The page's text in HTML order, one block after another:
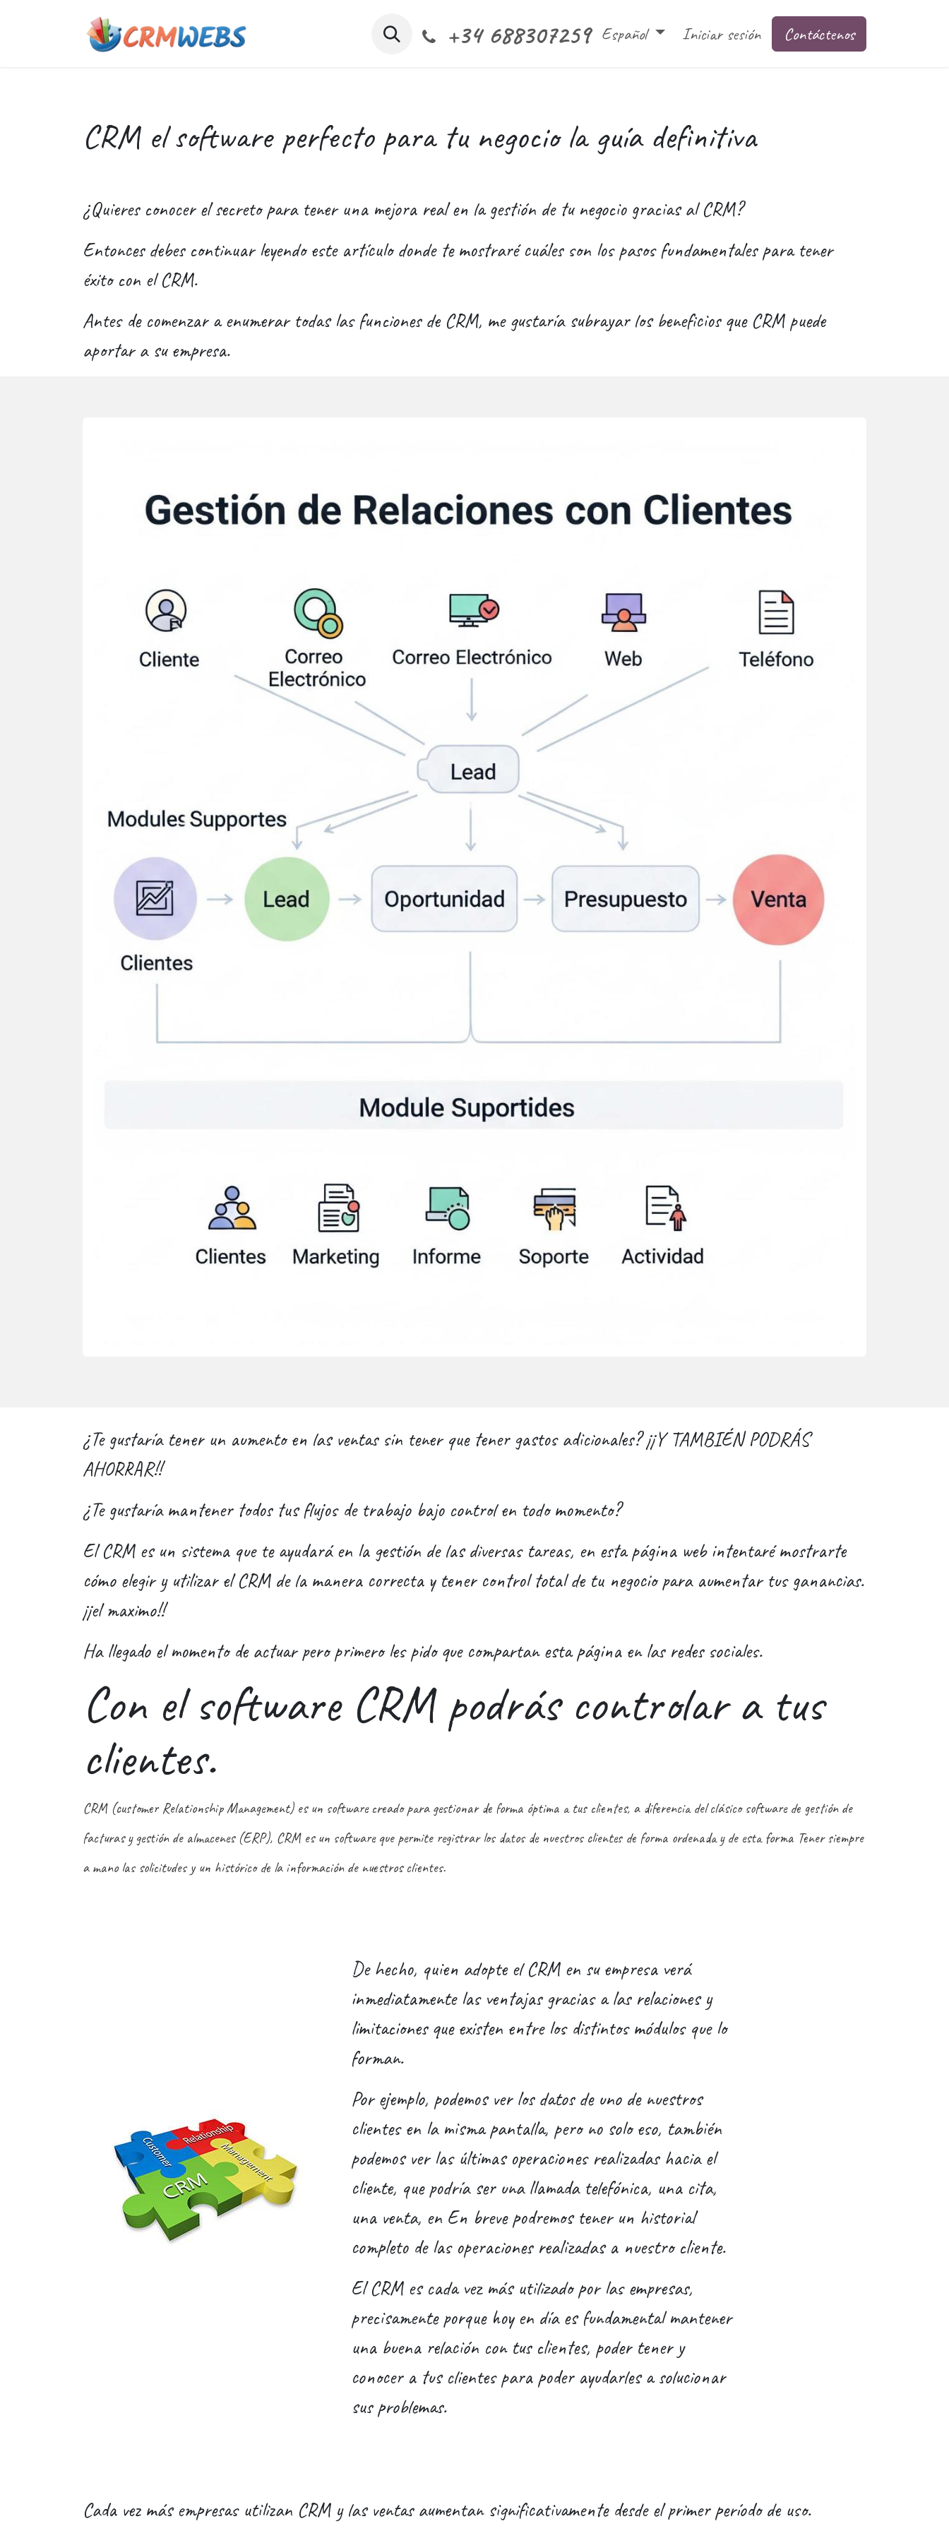
Ir al contenido
Nuestros servicios CRM software Espacio web empresarial Software de gestion ERP
+34 688307259 Español Iniciar sesión Contáctenos
CRM el software perfecto para tu negocio la guía definitiva
¿Quieres conocer el secreto para tener una mejora real en la gestión de tu negocio gracias al CRM?
Entonces debes continuar leyendo este artículo donde te mostraré cuáles son los pasos fundamentales para tener
éxito con el CRM.
Antes de comenzar a enumerar todas las funciones de CRM, me gustaría subrayar los beneficios que CRM puede
aportar a su empresa.
¿Te gustaría tener un aumento en las ventas sin tener que tener gastos adicionales? ¡¡Y TAMBIÉN PODRÁS
AHORRAR!!
¿Te gustaría mantener todos tus flujos de trabajo bajo control en todo momento?
El CRM es un sistema que te ayudará en la gestión de las diversas tareas, en esta página web intentaré mostrarte
cómo elegir y utilizar el CRM de la manera correcta y tener control total de tu negocio para aumentar tus ganancias.
¡¡el maximo!!
Ha llegado el momento de actuar pero primero les pido que compartan esta página en las redes sociales.
Con el software CRM podrás controlar a tus
clientes.
CRM (customer Relationship Management) es un software creado para gestionar de forma óptima a tus clientes, a diferencia del clásico software de gestión de
facturas y gestión de almacenes (ERP), CRM es un software que permite registrar los datos de nuestros clientes de forma ordenada y de esta forma Tener siempre
a mano las solicitudes y un histórico de la información de nuestros clientes.
De hecho, quien adopte el CRM en su empresa verá
inmediatamente las ventajas gracias a las relaciones y
limitaciones que existen entre los distintos módulos que lo
forman.
Por ejemplo, podemos ver los datos de uno de nuestros
clientes en la misma pantalla, pero no solo eso, también
podemos ver las últimas operaciones realizadas hacia el
cliente, que podría ser una llamada telefónica, una cita,
una venta, en En breve podremos tener un historial
completo de las operaciones realizadas a nuestro cliente.
El CRM es cada vez más utilizado por las empresas,
precisamente porque hoy en día es fundamental mantener
una buena relación con tus clientes, poder tener y
conocer a tus clientes para poder ayudarles a solucionar
sus problemas.
Cada vez más empresas utilizan CRM y las ventas aumentan significativamente desde el primer período de uso.